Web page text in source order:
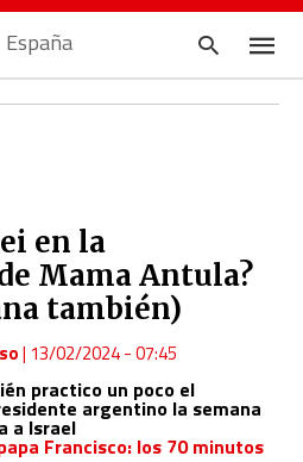
España
pulsa
en
en la
Mama Antula?
también)
| 13/02/2024 - 07:45
practico un poco el
argentino la semana
a Israel
Francisco: los 70 minutos